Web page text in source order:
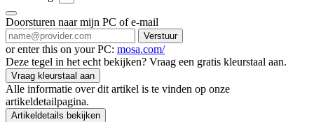
Doorsturen naar mijn PC of e-mail
Verstuur
or enter this on your PC: mosa.com/
Deze tegel in het echt bekijken? Vraag een gratis kleurstaal aan.
Vraag kleurstaal aan
Alle informatie over dit artikel is te vinden op onze
artikeldetailpagina.
Artikeldetails bekijken